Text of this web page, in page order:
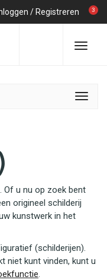
/ Registreren 3
Of u nu op zoek bent
origineel schilderij
kunstwerk in het
(schilderijen).
niet kunt vinden, kunt u
.